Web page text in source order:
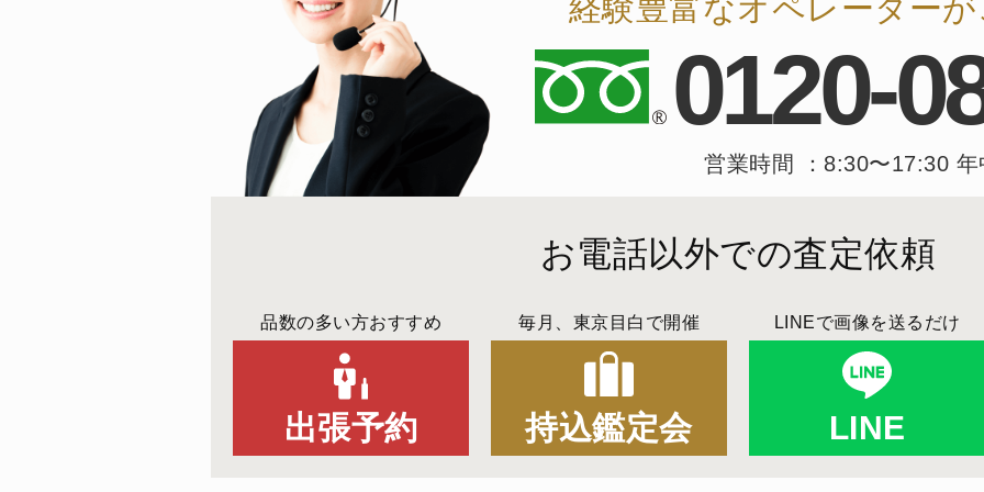
経験豊富なオペレーター
0120-
営業時間 ：8:30〜17:30 年
お電話以外での査定依頼
品数の多い方おすすめ
出張予約
毎月、東京目白で開催
持込鑑定会
LINEで画像を送るだけ
LINE